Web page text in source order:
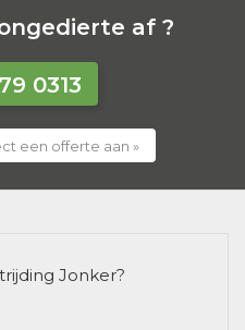
af ?
0313
een offerte aan »
Jonker?